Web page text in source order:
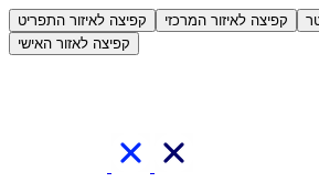
קפיצה לאיזור התפריט קפיצה לאיזור המרכזי
קפיצה לאזור האישי